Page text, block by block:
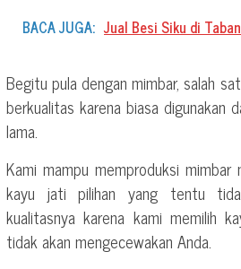
BACA JUGA: Jual Besi Siku di
Begitu pula dengan mimbar, salah
berkualitas karena biasa digunakan
lama.
Kami mampu memproduksi
kayu jati pilihan yang tentu
kualitasnya karena kami memilih
tidak akan mengecewakan Anda.